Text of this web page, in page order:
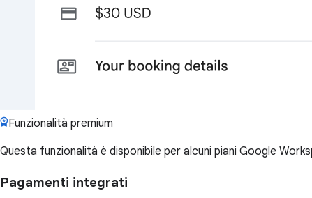
Funzionalità premium
Questa funzionalità è disponibile per alcuni piani Google
Pagamenti integrati